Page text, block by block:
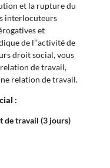
et la rupture du
interlocuteurs
et
de l’’activité de
droit social, vous
de travail,
relation de travail.
:
de travail (3 jours)